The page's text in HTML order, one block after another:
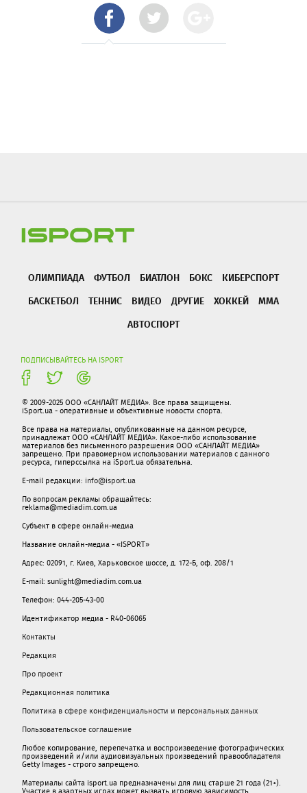
ОЛИМПИАДА ФУТБОЛ БИАТЛОН БОКС
КИБЕРСПОРТ
БАСКЕТБОЛ
ТЕННИС ВИДЕО ДРУГИЕ ХОККЕЙ
ММА
АВТОСПОРТ
ПОДПИСЫВАЙТЕСЬ НА ISPORT
© 2009-2025 ООО «САНЛАЙТ МЕДИА». Все права защищены.
iSport.ua - оперативные и объективные новости спорта.
Все права на материалы, опубликованные на данном ресурсе,
принадлежат ООО «САНЛАЙТ МЕДИА». Какое-либо использование
материалов без письменного разрешения ООО «САНЛАЙТ МЕДИА»
запрещено. При правомерном использовании материалов с данного
ресурса, гиперссылка на iSport.ua обязательна.
E-mail редакции: info@isport.ua
По вопросам рекламы обращайтесь:
reklama@mediadim.com.ua
Субъект в сфере онлайн-медиа
Название онлайн-медиа - «ISPORT»
Адрес: 02091, г. Киев, Харьковское шоссе, д. 172-Б, оф. 208/1
E-mail: sunlight@mediadim.com.ua
Телефон: 044-205-43-00
Идентификатор медиа - R40-06065
Контакты
Редакция
Про проект
Редакционная политика
Политика в сфере конфиденциальности и персональных данных
Пользовательское соглашение
Любое копирование, перепечатка и воспроизведение фотографических
произведений и/или аудиовизуальных произведений правообладателя
Getty Images - строго запрещено.
Материалы сайта isport.ua предназначены для лиц старше 21 года (21+).